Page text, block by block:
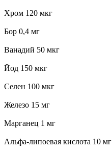
Хром 120 мкг
Бор 0,4 мг
Ванадий 50 мкг
Йод 150 мкг
Селен 100 мкг
Железо 15 мг
Марганец 1 мг
Альфа-липоевая кислота 10 мг